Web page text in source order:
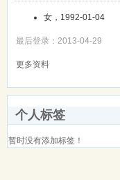
女，1992-01-04
最后登录：2013-04-29
更多资料
个人标签
暂时没有添加标签！